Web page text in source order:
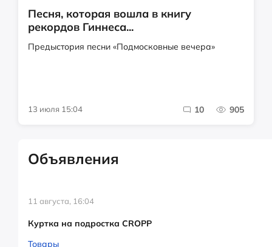
Песня, которая вошла в книгу
рекордов Гиннеса...
Предыстория песни «Подмосковные вечера»
13 июля 15:04 10 905
Объявления
11 августа, 16:04
Куртка на подростка CROPP
Товары